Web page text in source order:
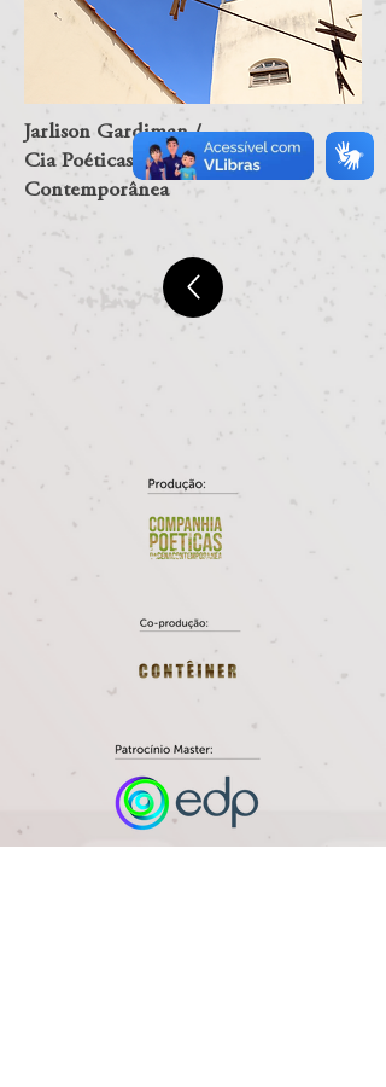
Jarlison Gardiman /
Cia Poéticas da Cena
Contemporânea